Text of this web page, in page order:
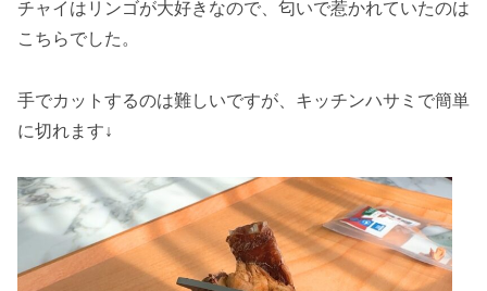
チャイはリンゴが大好きなので、匂いで惹かれていたのは
こちらでした。
手でカットするのは難しいですが、キッチンハサミで簡単
に切れます↓